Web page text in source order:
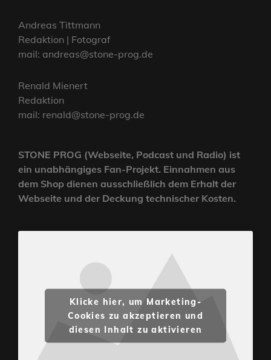
Andreas Tittmann
Redaktion | Fotograf
mail: andreas@stone-prog.de
Renald Mienert
Redaktion
mail: renald@stone-prog.de
STONE PROG (Webseite, Podcast und Radio) ist
ein unabhängiges Fan-Projekt. Einnahmen aus
dem Shop dienen ausschließlich dem Erhalt der
Webseite und der Deckung technischer Kosten.
Klicke hier, um Marketing-
Cookies zu akzeptieren und
diesen Inhalt zu aktivieren